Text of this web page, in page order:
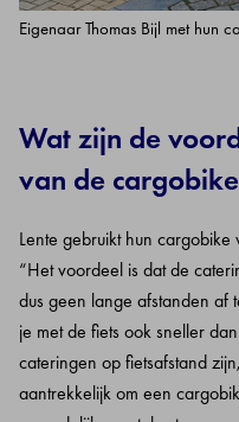
Eigenaar Thomas Bijl met hun
Wat zijn de
van de
Lente gebruikt hun
“Het voordeel is dat de
dus geen lange afstanden af
je met de fiets ook sneller
cateringen op fietsafstand
aantrekkelijk om een